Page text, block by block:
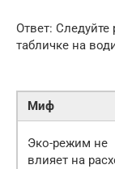
Ответ:
табличке на
Миф
Эко-режим не
влияет на